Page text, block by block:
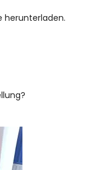
herunterladen.